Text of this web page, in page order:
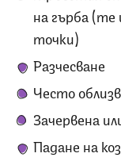
на гърба (те
точки)
Разчесване
Често
Зачервена
Падане на